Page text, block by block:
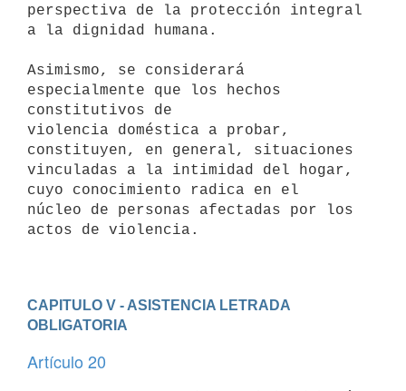
perspectiva de la protección integral
a la dignidad humana.
Asimismo, se considerará
especialmente que los hechos
constitutivos de
violencia doméstica a probar,
constituyen, en general, situaciones
vinculadas a la intimidad del hogar,
cuyo conocimiento radica en el
núcleo de personas afectadas por los
actos de violencia.
CAPITULO V - ASISTENCIA LETRADA
OBLIGATORIA
Artículo 20